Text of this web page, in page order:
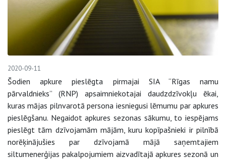
2020-09-11
Šodien apkure pieslēgta pirmajai SIA “Rīgas namu
pārvaldnieks” (RNP) apsaimniekotajai daudzdzīvokļu ēkai,
kuras mājas pilnvarotā persona iesniegusi lēmumu par apkures
pieslēgšanu. Negaidot apkures sezonas sākumu, to iespējams
pieslēgt tām dzīvojamām mājām, kuru kopīpašnieki ir pilnībā
norēķinājušies par dzīvojamā mājā saņemtajiem
siltumenerģijas pakalpojumiem aizvadītajā apkures sezonā un